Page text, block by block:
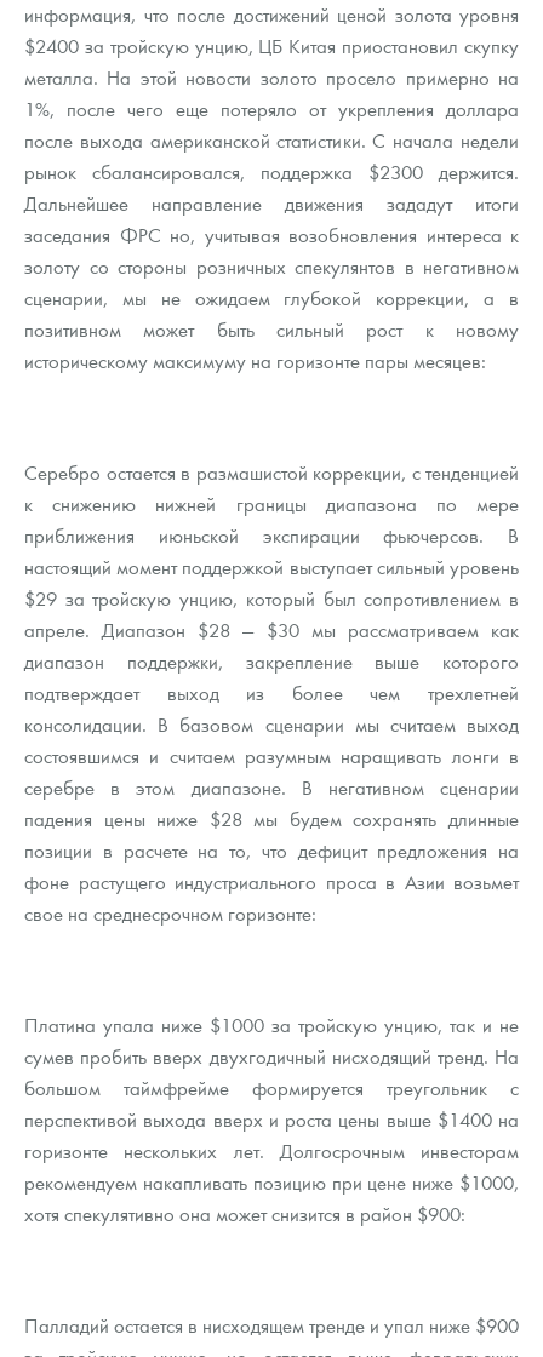
информация, что после достижений ценой золота уровня
$2400 за тройскую унцию, ЦБ Китая приостановил скупку
металла. На этой новости золото просело примерно на
1%, после чего еще потеряло от укрепления доллара
после выхода американской статистики. С начала недели
рынок сбалансировался, поддержка $2300 держится.
Дальнейшее направление движения зададут итоги
заседания ФРС но, учитывая возобновления интереса к
золоту со стороны розничных спекулянтов в негативном
сценарии, мы не ожидаем глубокой коррекции, а в
позитивном может быть сильный рост к новому
историческому максимуму на горизонте пары месяцев:
Серебро остается в размашистой коррекции, с тенденцией
к снижению нижней границы диапазона по мере
приближения июньской экспирации фьючерсов. В
настоящий момент поддержкой выступает сильный уровень
$29 за тройскую унцию, который был сопротивлением в
апреле. Диапазон $28 — $30 мы рассматриваем как
диапазон поддержки, закрепление выше которого
подтверждает выход из более чем трехлетней
консолидации. В базовом сценарии мы считаем выход
состоявшимся и считаем разумным наращивать лонги в
серебре в этом диапазоне. В негативном сценарии
падения цены ниже $28 мы будем сохранять длинные
позиции в расчете на то, что дефицит предложения на
фоне растущего индустриального проса в Азии возьмет
свое на среднесрочном горизонте:
Платина упала ниже $1000 за тройскую унцию, так и не
сумев пробить вверх двухгодичный нисходящий тренд. На
большом таймфрейме формируется треугольник с
перспективой выхода вверх и роста цены выше $1400 на
горизонте нескольких лет. Долгосрочным инвесторам
рекомендуем накапливать позицию при цене ниже $1000,
хотя спекулятивно она может снизится в район $900:
Палладий остается в нисходящем тренде и упал ниже $900